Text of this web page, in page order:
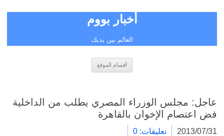
أخبار بووم
العالم بين يديك
أقسام الموقع
عاجل: مجلس الوزراء المصري يطلب من الداخلية
فض اعتصام الإخوان بالقاهرة
2013/07/31 تعليقات: 0